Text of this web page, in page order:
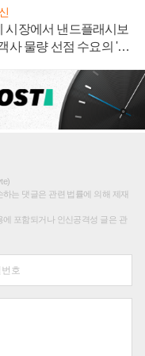
시장에서 낸드플래시보
사 물량 선점 수요의 '우
는 댓글은 관련 법률에 의해 제재
포함되거나 인신공격성 글은 관